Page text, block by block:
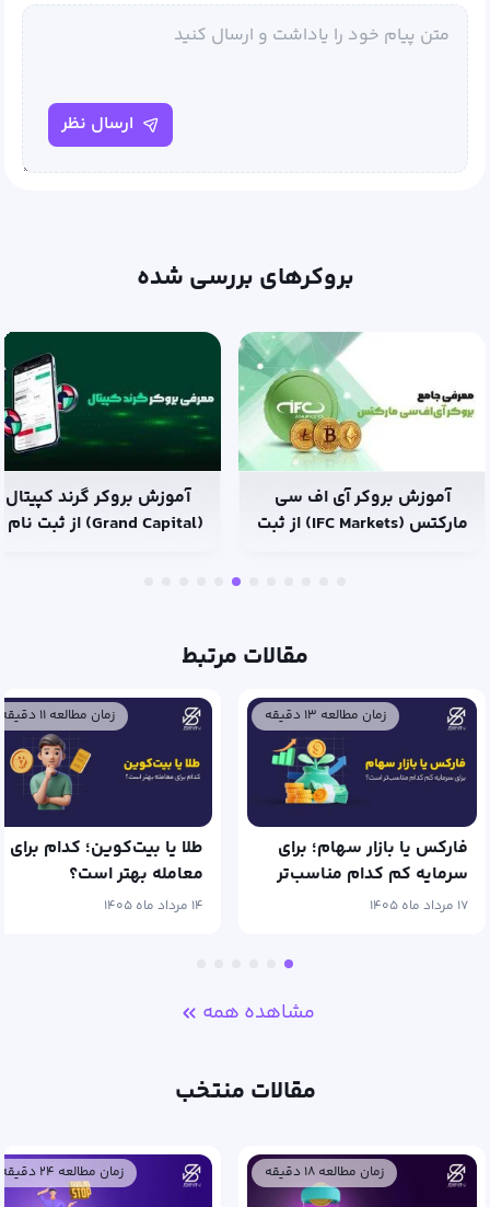
ارسال نظر
بروکرهای بررسی شده
سی
مارکتس (IFC Markets) از ثبت
آموزش بروکر گرند کپیتال
(Grand Capital) از ثبت نام تا
از ثبت
مقالات مرتبط
زمان مطالعه ۱۱ دقیقه
طلا یا بیت‌کوین؛ کدام برای
معامله بهتر است؟
۱۴ مرداد ماه ۱۴۰۵
زمان
کدام برای تحلیل
کاربردی‌تر
۱۴ مرداد ماه ۱۴۰۵
مشاهده همه
مقالات منتخب
زمان مطالعه ۲۴ دقیقه زمان